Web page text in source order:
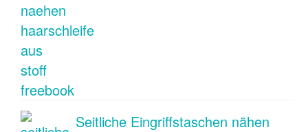
Seitliche Eingriffstaschen nähen